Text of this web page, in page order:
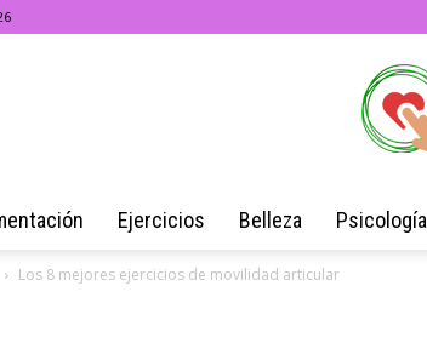
Ejercicios Belleza Psicología
Los 8 mejores ejercicios de movilidad articular